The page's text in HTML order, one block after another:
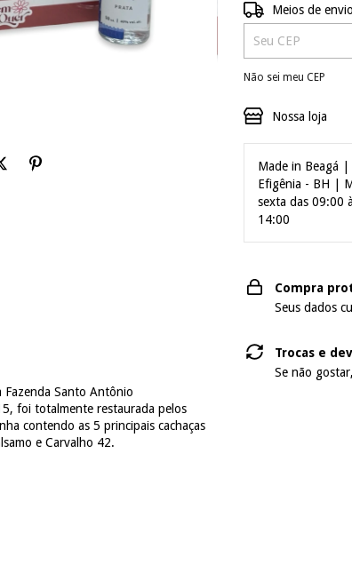
Fazenda Santo Antônio
foi totalmente restaurada pelos
contendo as 5 principais cachaças
e Carvalho 42.
Entregas para o
Meios de envio
Não sei meu CEP
Nossa loja
Made in Beagá |
Efigênia - BH |
sexta das 09:00
14:00
Compra
Seus dados
Trocas e
Se não